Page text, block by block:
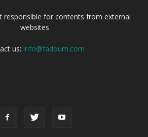
responsible for contents from external
websites
us: info@fadoum.com